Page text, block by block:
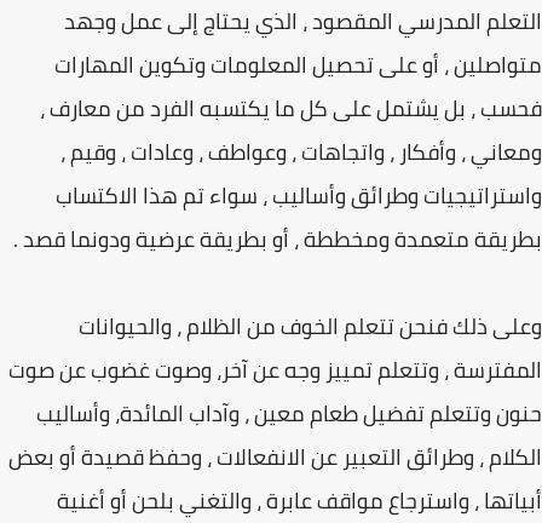
التعلم المدرسي المقصود ، الذي يحتاج إلى عمل وجهد
متواصلين ، أو على تحصيل المعلومات وتكوين المهارات
فحسب ، بل يشتمل على كل ما يكتسبه الفرد من معارف ،
ومعاني ، وأفكار ، واتجاهات ، وعواطف ، وعادات ، وقيم ،
واستراتيجيات وطرائق وأساليب ، سواء تم هذا الاكتساب
بطريقة متعمدة ومخططة ، أو بطريقة عرضية ودونما قصد .
وعلى ذلك فنحن تتعلم الخوف من الظلام ، والحيوانات
المفترسة ، وتتعلم تمييز وجه عن آخر، وصوت غضوب عن صوت
حنون وتتعلم تفضيل طعام معين ، وآداب المائدة، وأساليب
الكلام ، وطرائق التعبير عن الانفعالات ، وحفظ قصيدة أو بعض
أبياتها ، واسترجاع مواقف عابرة ، والتغني بلحن أو أغنية